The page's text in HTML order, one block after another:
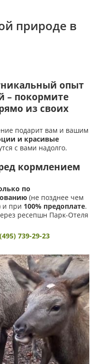
ПЕРЕГОВОРНЫЕ И
ЖИВОТНЫХ
природе в
опыт
– покормите
из своих
подарит вам и вашим
и красивые
с вами надолго.
кормлением
по
(не позднее чем
и при 100% предоплате.
ресепшн Парк-Отеля
739-29-23